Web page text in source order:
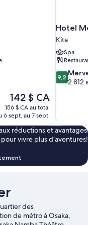
Le
prix
est
142 $ CA
142 $ CA
156 $ CA au total
6 sept. au 7 sept.
Hotel
Kita
Spa
9.2
sur
9,2
2 812
réductions et avantages
vivre plus d’aventures!
des
de métro à Osaka,